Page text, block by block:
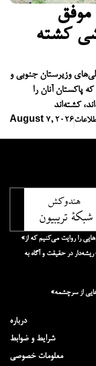
موفق
۱۰ شورشی کشته
وزیرستان جنوبی و
۱۰ فرد مسلح را که پاکستان آنان را
کشته‌اند
August 7, 2026
درباره
شرایط و ضوابط
معلومات خصوصی
«ما صداهایی را بازتاب می‌دهیم که اهمیت دارند و داستان‌هایی را روایت می‌کنیم که از
در حقیقت و آگاه به